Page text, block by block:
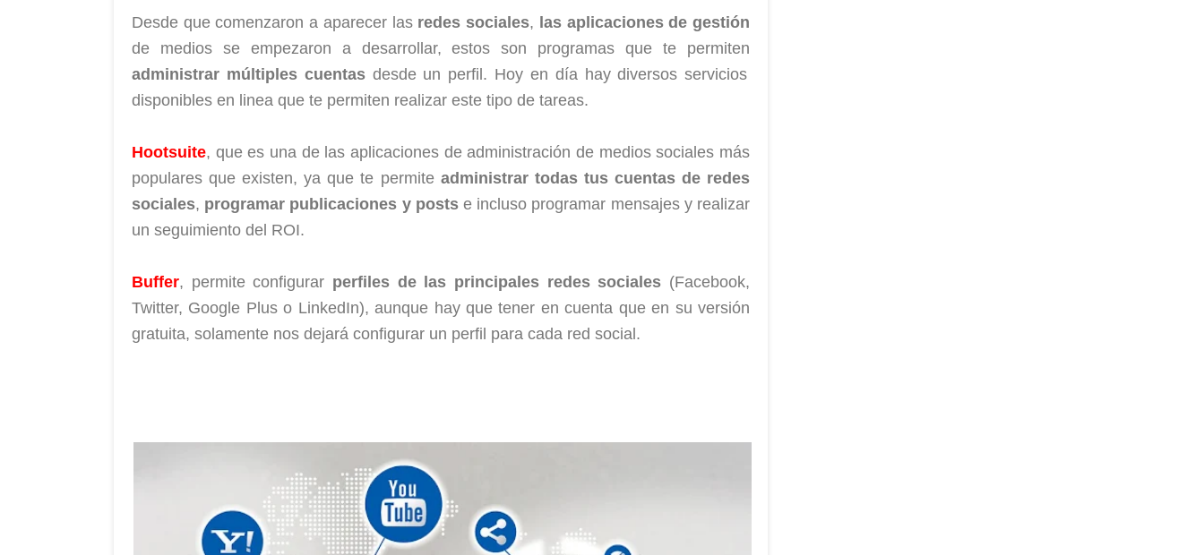
Desde que comenzaron a aparecer las redes sociales, las aplicaciones de gestión
de medios se empezaron a desarrollar, estos son programas que te permiten
administrar múltiples cuentasdesde un perfil. Hoy en día hay diversos servicios
disponibles en linea que te permiten realizar este tipo de tareas.
Hootsuite, que es una de las aplicaciones de administración de medios sociales más
populares que existen, ya que te permite administrar todas tus cuentas de redes
sociales, programar publicaciones y postse incluso programar mensajes y realizar
un seguimiento del ROI.
Buffer, permite configurar perfiles de las principales redes sociales (Facebook,
Twitter, Google Plus o LinkedIn), aunque hay que tener en cuenta que en su versión
gratuita, solamente nos dejará configurar un perfil para cada red social.